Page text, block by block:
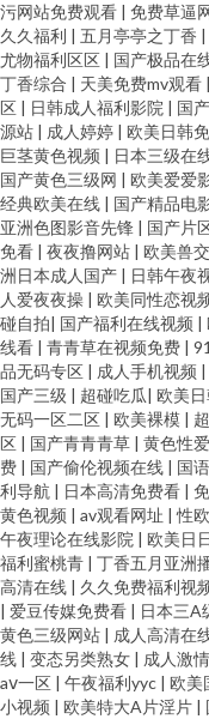
污网站免费观看 | 免费草逼
久久福利 | 五月亭亭之丁香 |
尤物福利区区 | 国产极品在
丁香综合 | 天美免费mv观看 |
区 | 日韩成人福利影院 | 国
源站 | 成人婷婷 | 欧美日韩
巨茎黄色视频 | 日本三级在
国产黄色三级网 | 欧美爱爱
经典欧美在线 | 国产精品电
亚洲色图影音先锋 | 国产片
免看 | 夜夜撸网站 | 欧美兽交
洲日本成人国产 | 日韩午夜
人爱夜夜操 | 欧美同性恋视
碰自拍| 国产福利在线视频 |
线看 | 青青草在视频免费 |
品无码专区 | 成人手机视频 |
国产三级 | 超碰吃瓜| 欧美
无码一区二区 | 欧美裸模 |
区 | 国产青青青草 | 黄色性
费 | 国产偷伦视频在线 | 国
利导航 | 日本高清免费看 |
黄色视频 | av观看网址 |性
午夜理论在线影院 | 欧美日
福利蜜桃青 | 丁香五月亚洲
高清在线 | 久久免费福利视
| 爱豆传媒免费看 | 日本三A
黄色三级网站 | 成人高清在
线 | 变态另类熟女 | 成人激
aⅴ一区 | 午夜福利yyc | 欧美
小视频 | 欧美特大A片淫片 |